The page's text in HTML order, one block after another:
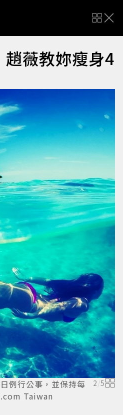
薇教妳瘦身4
例行公事，並保持每
Taiwan
2 /5